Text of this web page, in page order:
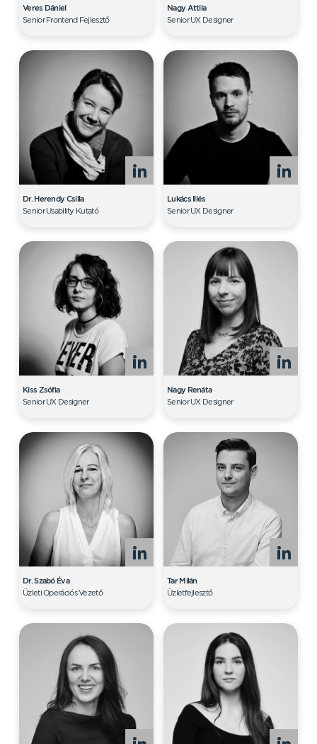
Veres Dániel
Senior Frontend Fejlesztő
Nagy Attila
Senior UX Designer
Dr. Herendy Csilla
Senior Usability Kutató
Lukács Illés
Senior UX Designer
Kiss Zsófia
Senior UX Designer
Nagy Renáta
Senior UX Designer
Dr. Szabó Éva
Üzleti Operációs Vezető
Tar Milán
Üzletfejlesztő